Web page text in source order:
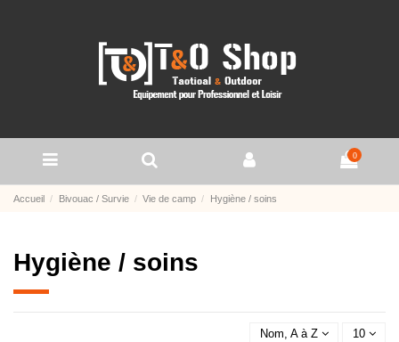
0
Accueil Bivouac / Survie Vie de camp Hygiène / soins
Hygiène / soins
Nom, A à Z 10